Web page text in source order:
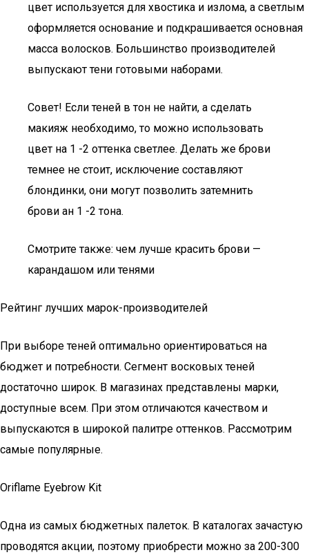
цвет используется для хвостика и излома, а светлым
оформляется основание и подкрашивается основная
масса волосков. Большинство производителей
выпускают тени готовыми наборами.
Совет! Если теней в тон не найти, а сделать
макияж необходимо, то можно использовать
цвет на 1 -2 оттенка светлее. Делать же брови
темнее не стоит, исключение составляют
блондинки, они могут позволить затемнить
брови ан 1 -2 тона.
Смотрите также: чем лучше красить брови —
карандашом или тенями
Рейтинг лучших марок-производителей
При выборе теней оптимально ориентироваться на
бюджет и потребности. Сегмент восковых теней
достаточно широк. В магазинах представлены марки,
доступные всем. При этом отличаются качеством и
выпускаются в широкой палитре оттенков. Рассмотрим
самые популярные.
Oriflame Eyebrow Kit
Одна из самых бюджетных палеток. В каталогах зачастую
проводятся акции, поэтому приобрести можно за 200-300